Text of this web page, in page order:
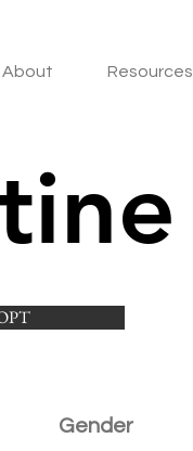
About Resources
Gender